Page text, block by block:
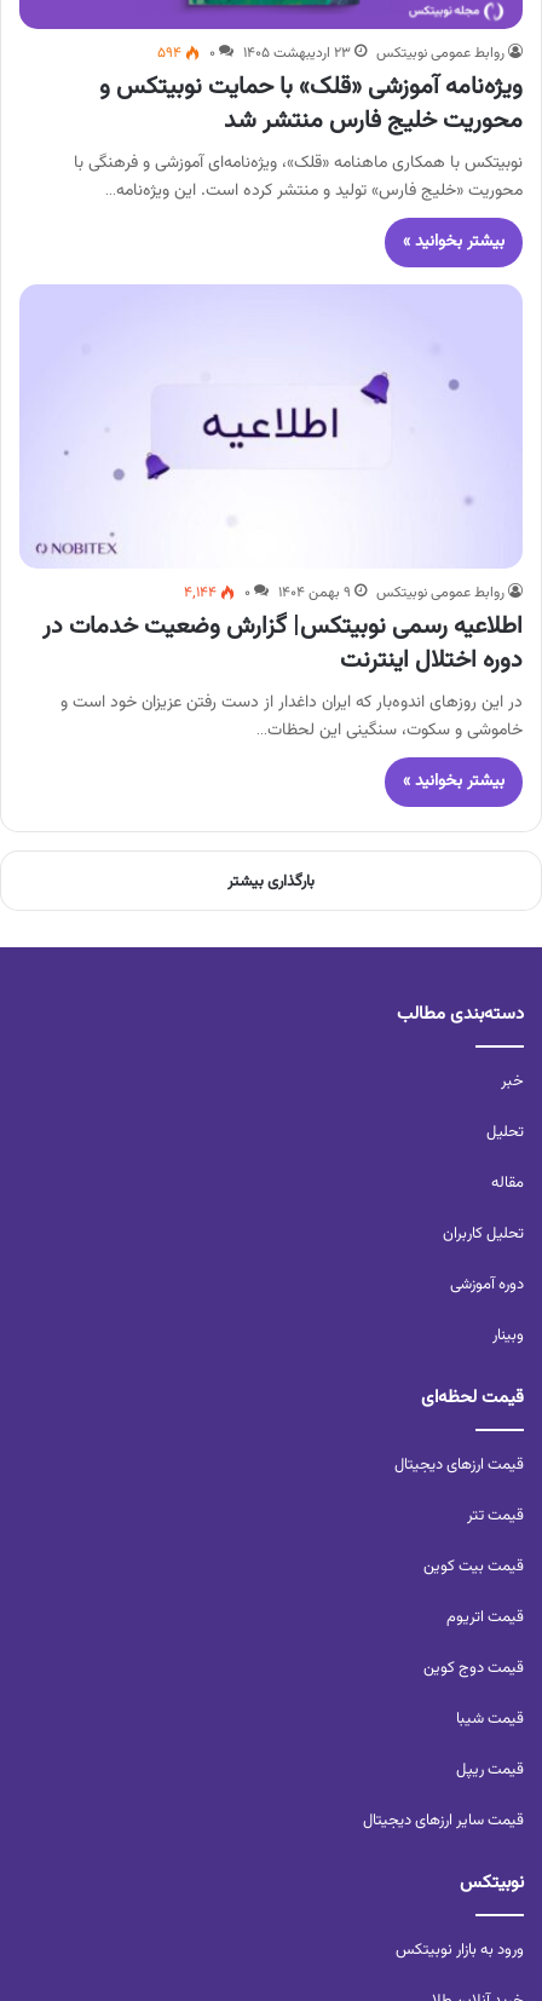
روابط عمومی نوبیتکس ۲۳ اردیبهشت ۱۴۰۵ ۰ ۵۹۴
ویژه‌نامه آموزشی «قلک» با حمایت نوبیتکس و
محوریت خلیج فارس منتشر شد
نوبیتکس با همکاری ماهنامه «قلک»، ویژه‌نامه‌ای آموزشی و فرهنگی با
محوریت «خلیج فارس» تولید و منتشر کرده است. این ویژه‌نامه…
بیشتر بخوانید »
روابط عمومی نوبیتکس ۹ بهمن ۱۴۰۴ ۰ ۴,۱۴۴
اطلاعیه رسمی نوبیتکس| گزارش وضعیت خدمات در
دوره اختلال اینترنت
در این روزهای اندوه‌بار که ایران داغدار از دست رفتن عزیزان خود است و
خاموشی و سکوت، سنگینی این لحظات…
بیشتر بخوانید »
بارگذاری بیشتر
دسته‌بندی مطالب
خبر
تحلیل‌
مقاله
تحلیل کاربران‌
دوره آموزشی
وبینار
قیمت لحظه‌ای
قیمت ارزهای دیجیتال
قیمت تتر
قیمت بیت کوین
قیمت اتریوم
قیمت دوج کوین
قیمت شیبا
قیمت ریپل
قیمت سایر ارزهای دیجیتال
نوبیتکس
ورود به بازار نوبیتکس